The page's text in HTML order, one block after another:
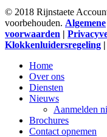
© 2018 Rijnstaete
voorbehouden. Algemene
voorwaarden |
Klokkenluidersregeling |
Close
Menu
Home
Over ons
Diensten
Nieuws
Aanmelden
Brochures
Contact opnemen